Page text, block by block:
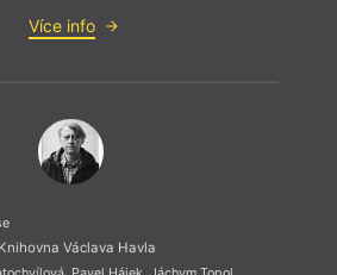
Více info
Václava Havla